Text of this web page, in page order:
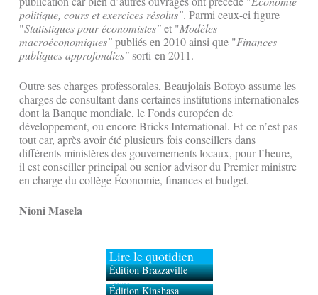
politique, cours et exercices résolus". Parmi ceux-ci figure
"Statistiques pour économistes"et "Modèles
macroéconomiques"publiés en 2010 ainsi que "Finances
publiques approfondies" sorti en 2011.
Outre ses charges professorales, Beaujolais Bofoyo assume les
charges de consultant dans certaines institutions internationales
dont la Banque mondiale, le Fonds européen de
développement, ou encore Bricks International. Et ce n’est pas
tout car, après avoir été plusieurs fois conseillers dans
différents ministères des gouvernements locaux, pour l’heure,
il est conseiller principal ou senior advisor du Premier ministre
en charge du collège Économie, finances et budget.
Nioni Masela
Lire le quotidien
Édition Brazzaville
Édition Kinshasa